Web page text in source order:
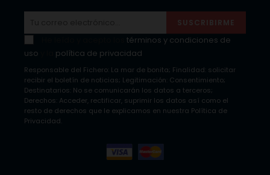
SUSCRIBIRME
términos y condiciones de
uso
política de privacidad
Responsable del Fichero: La mar de bonita; Finalidad: solicitar
recibir el boletín de noticias; Legitimación: Consentimiento;
Destinatarios: No se comunicarán los datos a terceros;
Derechos: Acceder, rectificar, suprimir los datos así como el
resto de derechos que le explicamos en nuestra Política de
Privacidad.